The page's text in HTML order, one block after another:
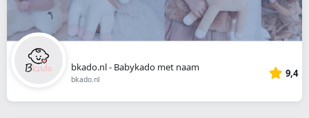
bkado.nl - Babykado met naam
bkado.nl 9,4